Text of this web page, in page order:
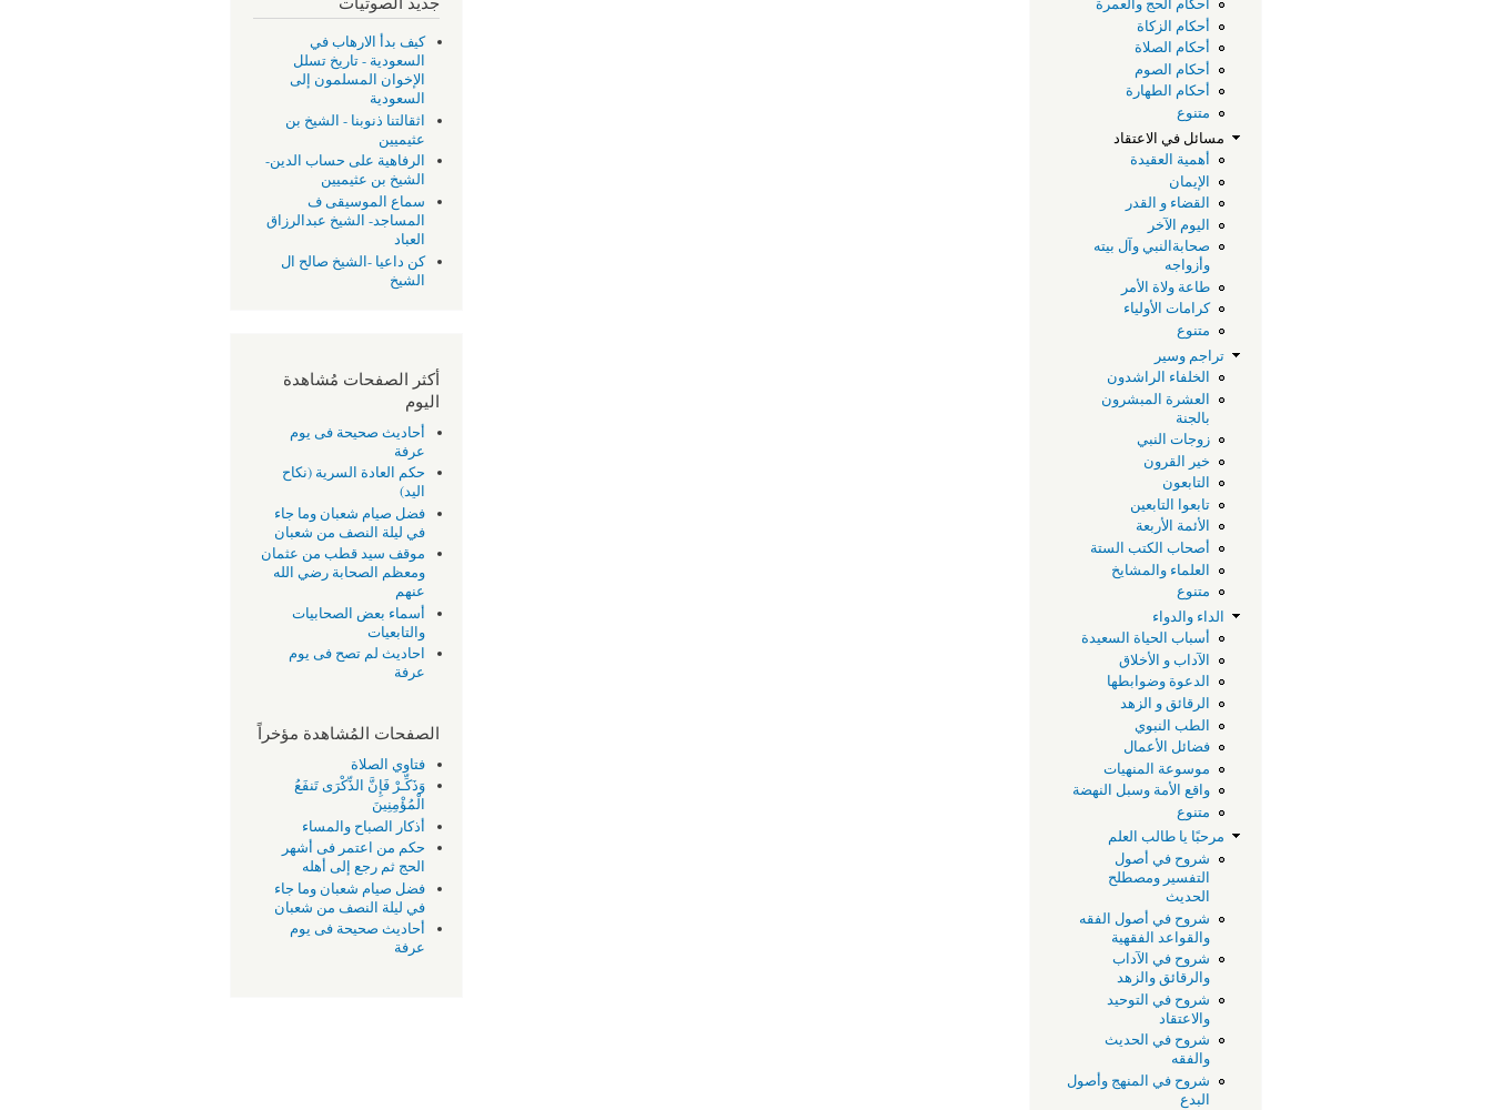
أحكام الحج والعمرة
أحكام الزكاة
أحكام الصلاة
أحكام الصوم
أحكام الطهارة
متنوع
مسائل في الاعتقاد
أهمية العقيدة
الإيمان
القضاء و القدر
اليوم الآخر
صحابةالنبي وآل بيته
وأزواجه
طاعة ولاة الأمر
كرامات الأولياء
متنوع
تراجم وسير
الخلفاء الراشدون
العشرة المبشرون
بالجنة
زوجات النبي
خير القرون
التابعون
تابعوا التابعين
الأئمة الأربعة
أصحاب الكتب الستة
العلماء والمشايخ
متنوع
الداء والدواء
أسباب الحياة السعيدة
الآداب و الأخلاق
الدعوة وضوابطها
الرقائق و الزهد
الطب النبوي
فضائل الأعمال
موسوعة المنهيات
واقع الأمة وسبل النهضة
متنوع
مرحبًا يا طالب العلم
شروح في أصول
التفسير ومصطلح
الحديث
شروح في أصول الفقه
والقواعد الفقهية
شروح في الآداب
والرقائق والزهد
شروح في التوحيد
والاعتقاد
شروح في الحديث
والفقه
شروح في المنهج وأصول
البدع
كيف بدأ الارهاب في
السعودية - تاريخ تسلل
الإخوان المسلمون إلى
السعودية
اثقالتنا ذنوبنا - الشيخ بن
عثيميين
الرفاهية على حساب الدين-
الشيخ بن عثيميين
سماع الموسيقى ف
المساجد- الشيخ عبدالرزاق
العباد
كن داعيا -الشيخ صالح ال
الشيخ
أكثر الصفحات مُشاهدة
اليوم
أحاديث صحيحة فى يوم
عرفة
حكم العادة السرية (نكاح
اليد)
فضل صيام شعبان وما جاء
في ليلة النصف من شعبان
موقف سيد قطب من عثمان
ومعظم الصحابة رضي الله
عنهم
أسماء بعض الصحابيات
والتابعيات
احاديث لم تصح فى يوم
عرفة
الصفحات المُشاهدة مؤخراً
فتاوي الصلاة
وَذَكِّـرْ فَإِنَّ الذِّكْرَى تَنفَعُ
الْمُؤْمِنِينَ
أذكار الصباح والمساء
حكم من اعتمر فى أشهر
الحج ثم رجع إلى أهله
فضل صيام شعبان وما جاء
في ليلة النصف من شعبان
أحاديث صحيحة فى يوم
عرفة